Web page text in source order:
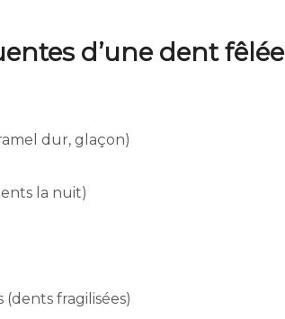
d’une dent fêlée
dur, glaçon)
la nuit)
fragilisées)